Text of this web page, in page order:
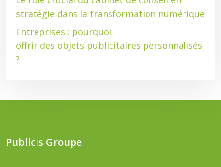
stratégie dans la transformation numérique
Entreprises : pourquoi
offrir des objets publicitaires personnalisés
?
Publicis Groupe